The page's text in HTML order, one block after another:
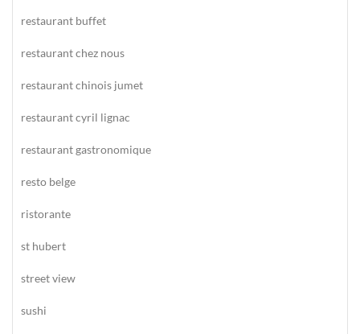
restaurant buffet
restaurant chez nous
restaurant chinois jumet
restaurant cyril lignac
restaurant gastronomique
resto belge
ristorante
st hubert
street view
sushi